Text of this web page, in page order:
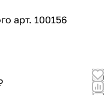
арт. 100156